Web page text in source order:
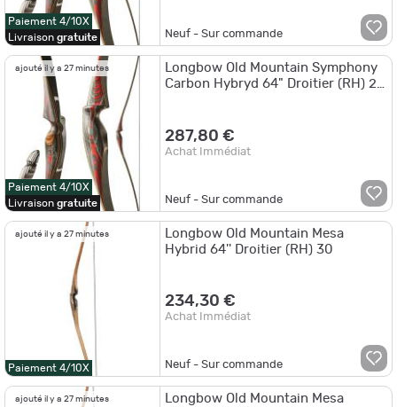
Paiement 4/10X
Livraison gratuite Neuf - Sur commande
ajouté il y a 27 minutes
Paiement 4/10X
Livraison gratuite
Longbow Old Mountain Symphony
Carbon Hybryd 64" Droitier (RH) 25
287,80 €
Achat Immédiat
Neuf - Sur commande
ajouté il y a 27 minutes
Paiement 4/10X
Longbow Old Mountain Mesa
Hybrid 64'' Droitier (RH) 30
234,30 €
Achat Immédiat
Neuf - Sur commande
ajouté il y a 27 minutes
Longbow Old Mountain Mesa